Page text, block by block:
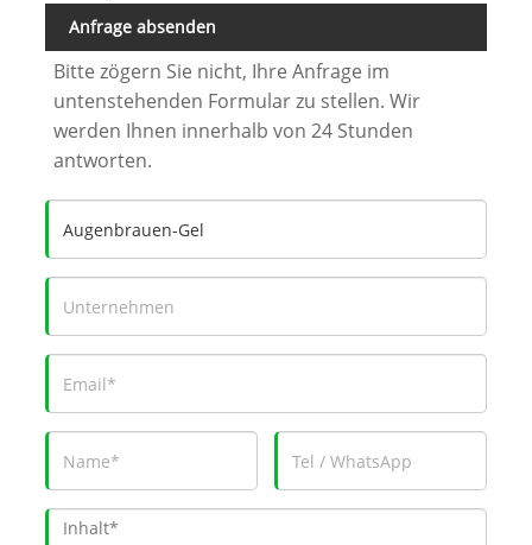
Anfrage absenden
Bitte zögern Sie nicht, Ihre Anfrage im
untenstehenden Formular zu stellen. Wir
werden Ihnen innerhalb von 24 Stunden
antworten.